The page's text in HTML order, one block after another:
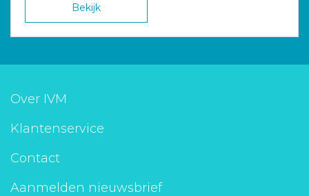
Bekijk
Over IVM
Klantenservice
Contact
Aanmelden nieuwsbrief